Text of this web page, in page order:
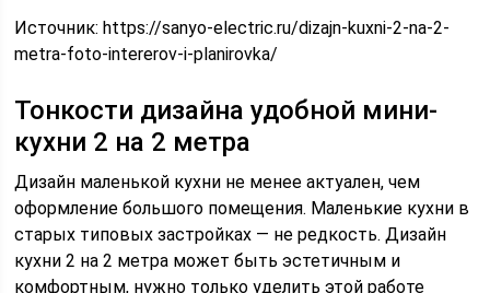
Источник:https://sanyo-electric.ru/dizajn-kuxni-2-na-2-
metra-foto-intererov-i-planirovka/
Тонкости дизайна удобной мини-
кухни 2 на 2 метра
Дизайн маленькой кухни не менее актуален, чем
оформление большого помещения. Маленькие кухни в
старых типовых застройках — не редкость. Дизайн
кухни 2 на 2 метра может быть эстетичным и
комфортным, нужно только уделить этой работе